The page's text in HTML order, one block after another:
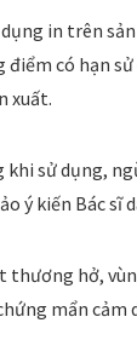
in trên
có hạn
xuất.
khi sử dụng,
ý kiến Bác sĩ
thương hở,
mẩn cảm